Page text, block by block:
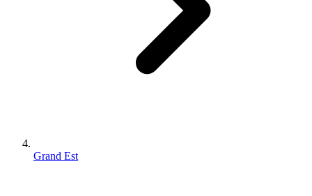
Grand Est